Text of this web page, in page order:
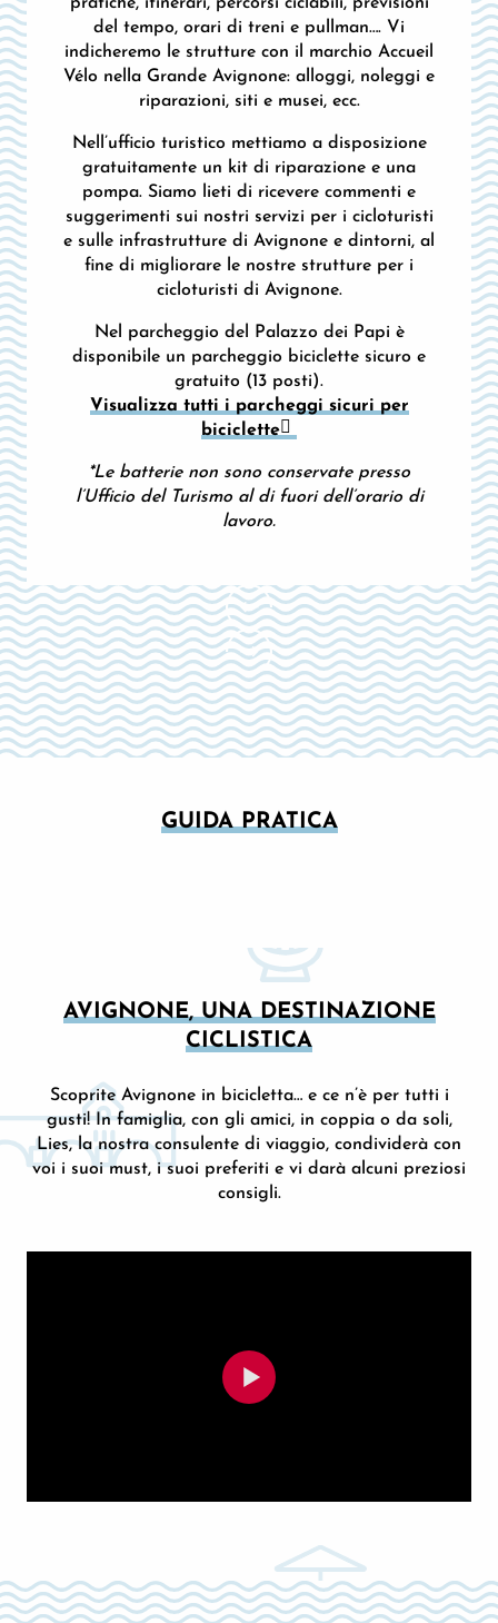
pratiche, itinerari, percorsi ciclabili, previsioni
del tempo, orari di treni e pullman…. Vi
indicheremo le strutture con il marchio Accueil
Vélo nella Grande Avignone: alloggi, noleggi e
riparazioni, siti e musei, ecc.
Nell’ufficio turistico mettiamo a disposizione
gratuitamente un kit di riparazione e una
pompa. Siamo lieti di ricevere commenti e
suggerimenti sui nostri servizi per i cicloturisti
e sulle infrastrutture di Avignone e dintorni, al
fine di migliorare le nostre strutture per i
cicloturisti di Avignone.
Nel parcheggio del Palazzo dei Papi è
disponibile un parcheggio biciclette sicuro e
gratuito (13 posti).
Visualizza tutti i parcheggi sicuri per
biciclette
*Le batterie non sono conservate presso
l’Ufficio del Turismo al di fuori dell’orario di
lavoro.
GUIDA PRATICA
AVIGNONE, UNA DESTINAZIONE
CICLISTICA
Scoprite Avignone in bicicletta… e ce n’è per tutti i
gusti! In famiglia, con gli amici, in coppia o da soli,
Lies, la nostra consulente di viaggio, condividerà con
voi i suoi must, i suoi preferiti e vi darà alcuni preziosi
consigli.